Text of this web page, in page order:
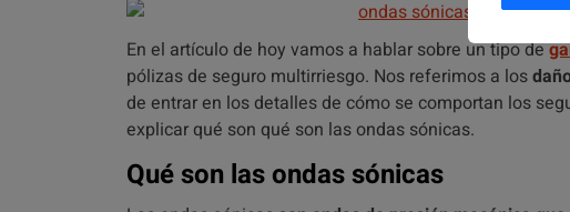
En el artículo de hoy vamos a hablar sobre un tipo de
pólizas de seguro multirriesgo. Nos referimos a los
de entrar en los detalles de cómo se comportan los
explicar qué son qué son las ondas sónicas.
Qué son las ondas sónicas